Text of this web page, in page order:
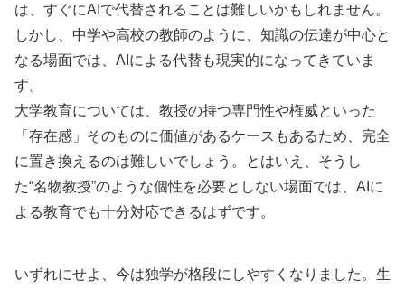
は、すぐにAIで代替されることは難しいかもしれません。
しかし、中学や高校の教師のように、知識の伝達が中心と
なる場面では、AIによる代替も現実的になってきていま
す。
大学教育については、教授の持つ専門性や権威といった
「存在感」そのものに価値があるケースもあるため、完全
に置き換えるのは難しいでしょう。とはいえ、そうし
た“名物教授”のような個性を必要としない場面では、AIに
よる教育でも十分対応できるはずです。
いずれにせよ、今は独学が格段にしやすくなりました。生